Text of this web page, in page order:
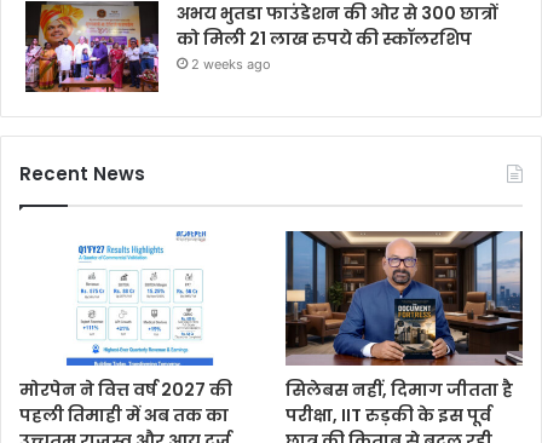
अभय भुतडा फाउंडेशन की ओर से 300 छात्रों
को मिली 21 लाख रुपये की स्कॉलरशिप
2 weeks ago
Recent News
मोरपेन ने वित्त वर्ष 2027 की
पहली तिमाही में अब तक का
सिलेबस नहीं, दिमाग जीतता है
परीक्षा, IIT रुड़की के इस पूर्व